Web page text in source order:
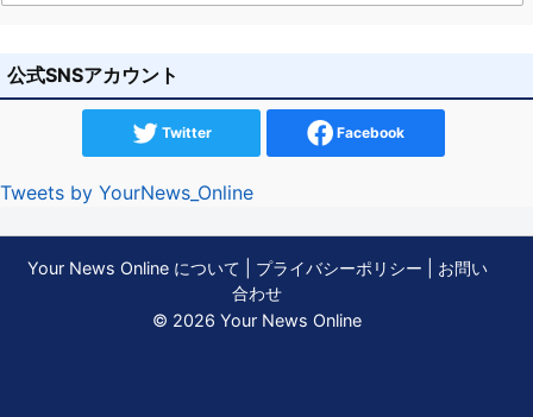
公式SNSアカウント
Twitter Facebook
Tweets by YourNews_Online
Your News Online について プライバシーポリシー
お問い
合わせ
© 2026 Your News Online